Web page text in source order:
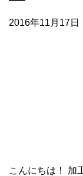
2016年11月17日
こんにちは！ 加